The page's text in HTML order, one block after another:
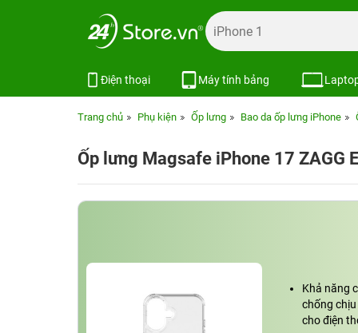
Điện thoại Máy tính bảng
Trang chủ Phụ kiện Ốp lưng Bao da ốp lưng iPhone
Ốp lưng Magsafe iPhone 17 ZAGG
Khả năng
chống
cho điện